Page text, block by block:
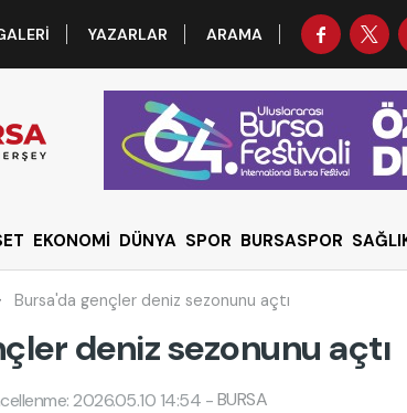
YAZARLAR ARAMA
EKONOMİ DÜNYA SPOR BURSASPOR
Bursa'da gençler deniz sezonunu açtı
deniz sezonunu açtı
2026.05.10 14:54 -BURSA